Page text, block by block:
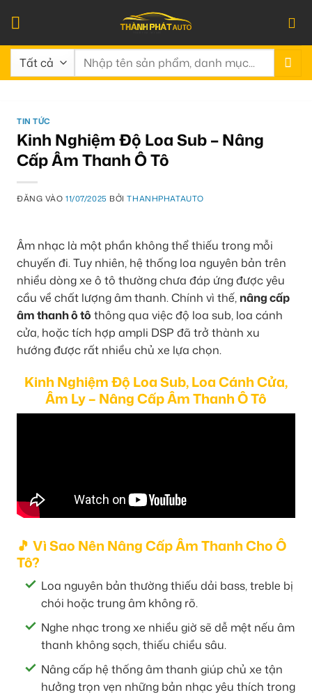
qua
nội
dung
Tìm
TIN TỨC
Kinh Nghiệm Độ Loa Sub – Nâng
Cấp Âm Thanh Ô Tô
ĐĂNG VÀO11/07/2025 BỞITHANHPHATAUTO
Âm nhạc là một phần không thể thiếu trong mỗi
chuyến đi. Tuy nhiên, hệ thống loa nguyên bản trên
nhiều dòng xe ô tô thường chưa đáp ứng được yêu
cầu về chất lượng âm thanh. Chính vì thế, nâng cấp
âm thanh ô tô thông qua việc độ loa sub, loa cánh
cửa, hoặc tích hợp ampli DSP đã trở thành xu
hướng được rất nhiều chủ xe lựa chọn.
Kinh Nghiệm Độ Loa Sub, Loa Cánh Cửa,
Âm Ly – Nâng Cấp Âm Thanh Ô Tô
🎵 Vì Sao Nên Nâng Cấp Âm Thanh Cho Ô
Tô?
Loa nguyên bản thường thiếu dải bass, treble bị
chói hoặc trung âm không rõ.
Nghe nhạc trong xe nhiều giờ sẽ dễ mệt nếu âm
thanh không sạch, thiếu chiều sâu.
Nâng cấp hệ thống âm thanh giúp chủ xe tận
hưởng trọn vẹn những bản nhạc yêu thích trong